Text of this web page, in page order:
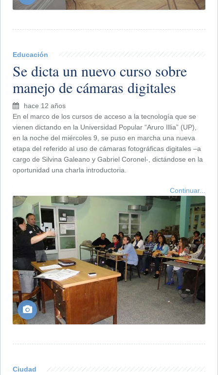
Educación
Se dicta un nuevo curso sobre
manejo de cámaras digitales
hace 12 años
En el marco de los cursos de acceso a la tecnología que se
vienen dictando en la Universidad Popular “Aruro Illia” (UP),
en la noche del miércoles 9, se puso en marcha una nueva
etapa del referido al uso de cámaras fotográficas digitales –a
cargo de Silvina Galeano y Gabriel Coronel-, dictándose en la
oportunidad una charla introductoria.
Continuar...
Ciudad